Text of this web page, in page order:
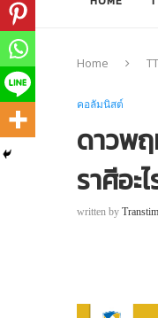
Home
คอลัมนิสต์
ดาวพฤ
ราศีอะ
written by